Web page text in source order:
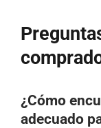
¿Cómo
adecuado